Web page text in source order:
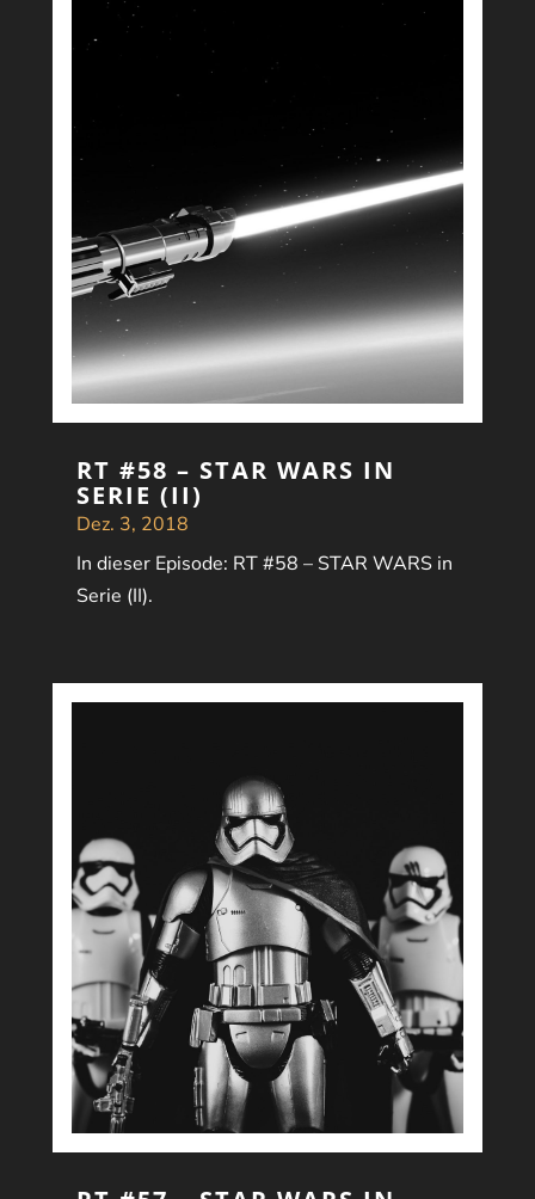
RT #58 – STAR WARS IN
SERIE (II)
Dez. 3, 2018
In dieser Episode: RT #58 – STAR WARS in
Serie (II).